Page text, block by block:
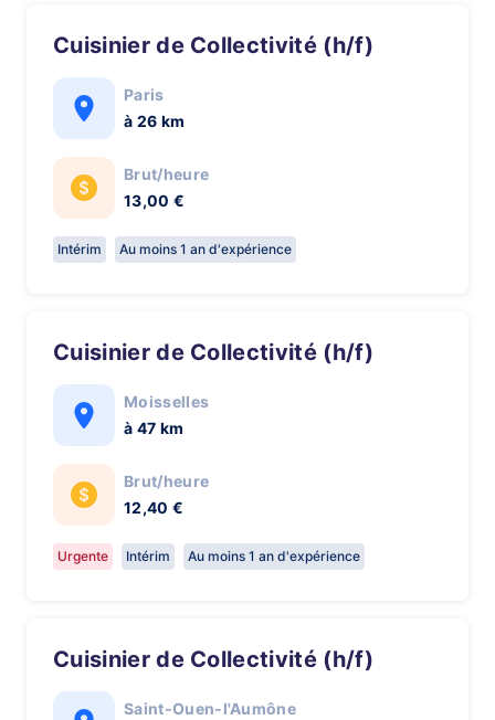
Cuisinier de Collectivité (h/f)
Paris
à 26 km
Brut/heure
13,00 €
Intérim Au moins 1 an d'expérience
Cuisinier de Collectivité (h/f)
Moisselles
à 47 km
Brut/heure
12,40 €
Urgente Intérim Au moins 1 an d'expérience
Cuisinier de Collectivité (h/f)
Saint-Ouen-l'Aumône